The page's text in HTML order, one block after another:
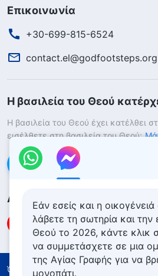
Επικοινωνία
+30-699-815-6524
contact.el@godfootsteps.org
Η βασιλεία του Θεού
Η βασιλεία του Θεού έχει κατέλθει
εισέλθετε στη βασιλεία του Θεού;
Επικοινωνήστε μαζί μας μέσω
Ακολουθήστε μας
Όροι Χρήσης Πολιτική απορρήτου
Εάν εσείς και η
λάβετε τη σωτηρία και την
Θεού το 2026, κάντε κλικ
να συμμετάσχετε σε μια
της Αγίας Γραφής για να
μονοπάτι.